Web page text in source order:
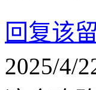
回复该
2025/4/